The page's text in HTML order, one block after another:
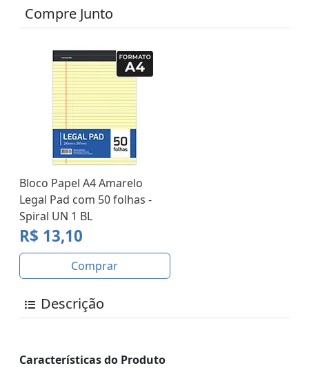
Compre Junto
Bloco Papel A4 Amarelo
Legal Pad com 50 folhas -
Spiral UN 1 BL
R$ 13,10
Comprar
Descrição
Características do Produto